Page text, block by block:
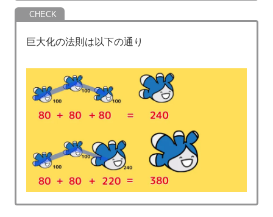
巨大化の法則は以下の通り